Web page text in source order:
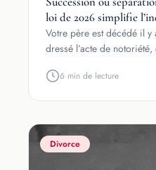
loi de 2026 simplifie
Votre père est décédé il y
dressé l’acte de
6 min de lecture
Divorce